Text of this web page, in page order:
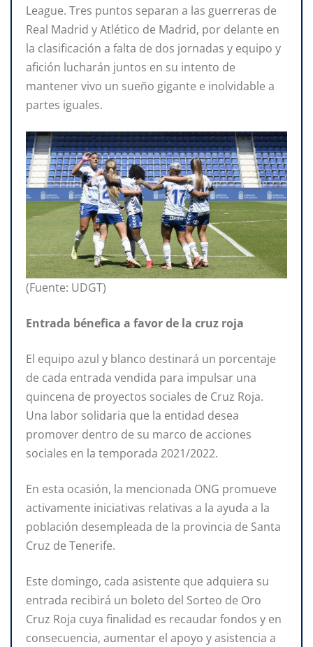
League. Tres puntos separan a las guerreras de
Real Madrid y Atlético de Madrid, por delante en
la clasificación a falta de dos jornadas y equipo y
afición lucharán juntos en su intento de
mantener vivo un sueño gigante e inolvidable a
partes iguales.
(Fuente: UDGT)
Entrada bénefica a favor de la cruz roja
El equipo azul y blanco destinará un porcentaje
de cada entrada vendida para impulsar una
quincena de proyectos sociales de Cruz Roja.
Una labor solidaria que la entidad desea
promover dentro de su marco de acciones
sociales en la temporada 2021/2022.
En esta ocasión, la mencionada ONG promueve
activamente iniciativas relativas a la ayuda a la
población desempleada de la provincia de Santa
Cruz de Tenerife.
Este domingo, cada asistente que adquiera su
entrada recibirá un boleto del Sorteo de Oro
Cruz Roja cuya finalidad es recaudar fondos y en
consecuencia, aumentar el apoyo y asistencia a